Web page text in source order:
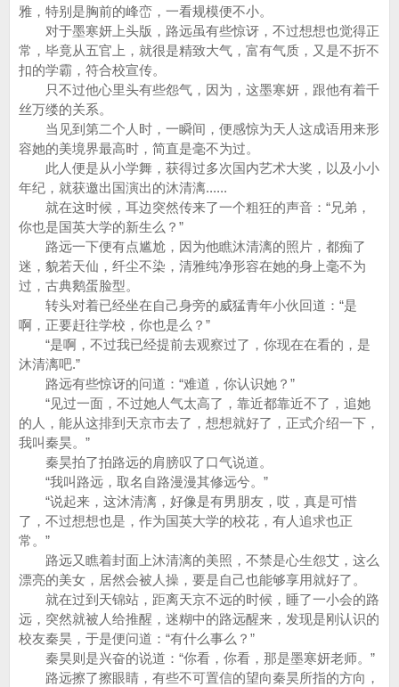
雅，特别是胸前的峰峦，一看规模便不小。
对于墨寒妍上头版，路远虽有些惊讶，不过想想也觉得正
常，毕竟从五官上，就很是精致大气，富有气质，又是不折不
扣的学霸，符合校宣传。
只不过他心里头有些怨气，因为，这墨寒妍，跟他有着千
丝万缕的关系。
当见到第二个人时，一瞬间，便感惊为天人这成语用来形
容她的美境界最高时，简直是毫不为过。
此人便是从小学舞，获得过多次国内艺术大奖，以及小小
年纪，就获邀出国演出的沐清漓......
就在这时候，耳边突然传来了一个粗狂的声音：“兄弟，
你也是国英大学的新生么？”
路远一下便有点尴尬，因为他瞧沐清漓的照片，都痴了
迷，貌若天仙，纤尘不染，清雅纯净形容在她的身上毫不为
过，古典鹅蛋脸型。
转头对着已经坐在自己身旁的威猛青年小伙回道：“是
啊，正要赶往学校，你也是么？”
“是啊，不过我已经提前去观察过了，你现在在看的，是
沐清漓吧.”
路远有些惊讶的问道：“难道，你认识她？”
“见过一面，不过她人气太高了，靠近都靠近不了，追她
的人，能从这排到天京市去了，想想就好了，正式介绍一下，
我叫秦昊。”
秦昊拍了拍路远的肩膀叹了口气说道。
“我叫路远，取名自路漫漫其修远兮。”
“说起来，这沐清漓，好像是有男朋友，哎，真是可惜
了，不过想想也是，作为国英大学的校花，有人追求也正
常。”
路远又瞧着封面上沐清漓的美照，不禁是心生怨艾，这么
漂亮的美女，居然会被人操，要是自己也能够享用就好了。
就在过到天锦站，距离天京不远的时候，睡了一小会的路
远，突然就被人给推醒，迷糊中的路远醒来，发现是刚认识的
校友秦昊，于是便问道：“有什么事么？”
秦昊则是兴奋的说道：“你看，你看，那是墨寒妍老师。”
路远擦了擦眼睛，有些不可置信的望向秦昊所指的方向，